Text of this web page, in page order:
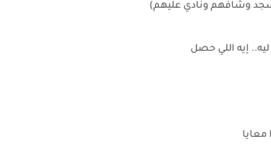
وشافهم ونادي عليهم)
إيه اللي حصل